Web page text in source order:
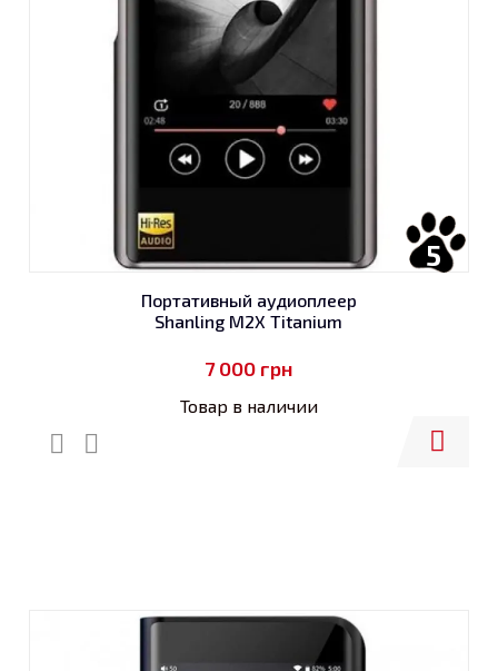
5
Портативный аудиоплеер
Shanling M2X Titanium
7 000 грн
Товар в наличии